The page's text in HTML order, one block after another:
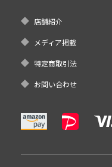
店舗紹介
メディア掲載
特定商取引法
お問い合わせ